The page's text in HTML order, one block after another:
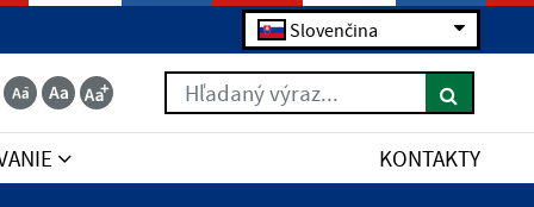
Slovenčina
Hľadaný výraz...
KONTAKTY